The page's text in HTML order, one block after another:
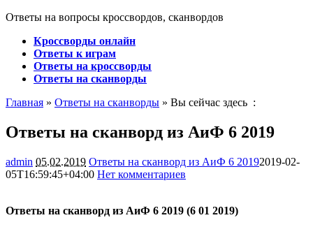
Ответы на вопросы кроссвордов, сканвордов
Кроссворды онлайн
Ответы к играм
Ответы на кроссворды
Ответы на сканворды
Главная » Ответы на сканворды » Вы сейчас здесь :
Ответы на сканворд из АиФ 6 2019
admin 05.02.2019 Ответы на сканворд из АиФ 6 20192019-02-
05T16:59:45+04:00 Нет комментариев
Ответы на сканворд из АиФ 6 2019 (6 01 2019)